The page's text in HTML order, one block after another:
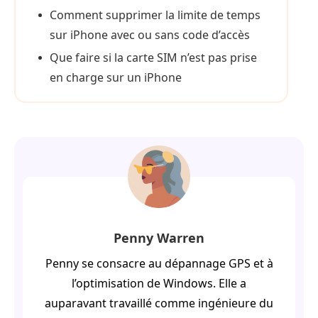
Comment supprimer la limite de temps
sur iPhone avec ou sans code d’accès
Que faire si la carte SIM n’est pas prise
en charge sur un iPhone
Penny Warren
Penny se consacre au dépannage GPS et à
l’optimisation de Windows. Elle a
auparavant travaillé comme ingénieure du